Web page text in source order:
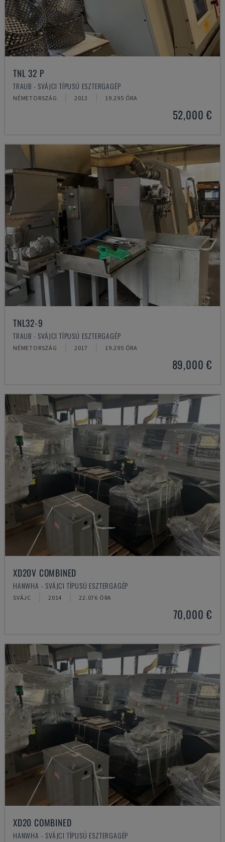
TNL 32 P
TRAUB - SVÁJCI TÍPUSÚ ESZTERGAGÉP
NÉMETORSZÁG 2012 19.295 ÓRA
52,000 €
TNL32-9
TRAUB - SVÁJCI TÍPUSÚ ESZTERGAGÉP
NÉMETORSZÁG 2017 19.295 ÓRA
89,000 €
XD20V COMBINED
HANWHA - SVÁJCI TÍPUSÚ ESZTERGAGÉP
SVÁJC 2014 22.076 ÓRA
70,000 €
XD20 COMBINED
HANWHA - SVÁJCI TÍPUSÚ ESZTERGAGÉP